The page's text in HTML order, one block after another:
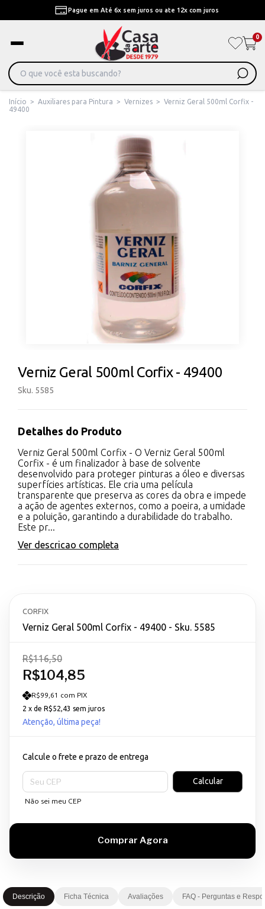
Pague em Até 6x sem juros ou ate 12x com juros
0
Início > Auxiliares para Pintura > Vernizes > Verniz Geral 500ml Corfix -
49400
Verniz Geral 500ml Corfix - 49400
Sku. 5585
Detalhes do Produto
Verniz Geral 500ml Corfix - O Verniz Geral 500ml
Corfix - é um finalizador à base de solvente
desenvolvido para proteger pinturas a óleo e diversas
superfícies artísticas. Ele cria uma película
transparente que preserva as cores da obra e impede
a ação de agentes externos, como a poeira, a umidade
e a poluição, garantindo a durabilidade do trabalho.
Este pr...
Ver descricao completa
CORFIX
Verniz Geral 500ml Corfix - 49400 - Sku. 5585
R$104,85
R$116,50
R$99,61 com PIX
2 x de R$52,43 sem juros
Atenção, última peça!
Calcule o frete e prazo de entrega
Entregas para o CEP:
Calcular
Não sei meu CEP
Descrição Ficha Técnica Avaliações FAQ - Perguntas e